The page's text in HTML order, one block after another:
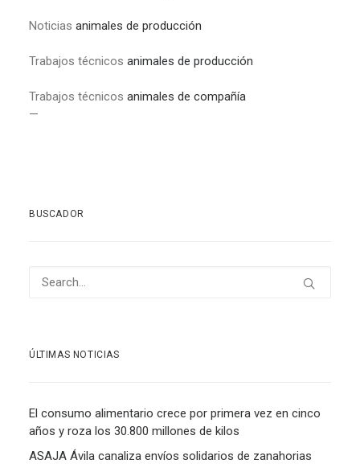
Noticias animales de producción
Trabajos técnicos animales de producción
Trabajos técnicos animales de compañía
—
BUSCADOR
ÚLTIMAS NOTICIAS
El consumo alimentario crece por primera vez en cinco
años y roza los 30.800 millones de kilos
ASAJA Ávila canaliza envíos solidarios de zanahorias